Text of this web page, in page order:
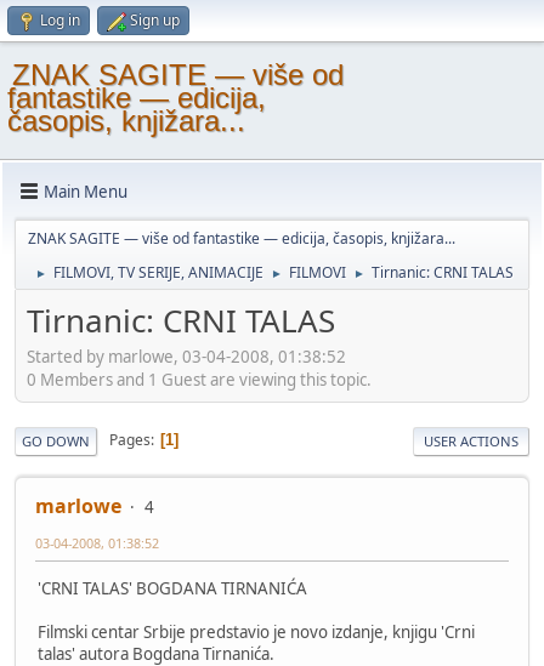
Log in Sign up
ZNAK SAGITE — više od
fantastike — edicija,
časopis, knjižara...
Main Menu
ZNAK SAGITE — više od fantastike — edicija, časopis, knjižara...
► FILMOVI, TV SERIJE, ANIMACIJE ► FILMOVI ► Tirnanic: CRNI TALAS
Tirnanic: CRNI TALAS
Started by marlowe, 03-04-2008, 01:38:52
0 Members and 1 Guest are viewing this topic.
GO DOWN Pages 1 USER ACTIONS
marlowe 4
03-04-2008, 01:38:52
'CRNI TALAS' BOGDANA TIRNANIĆA
Filmski centar Srbije predstavio je novo izdanje, knjigu 'Crni
talas' autora Bogdana Tirnanića.